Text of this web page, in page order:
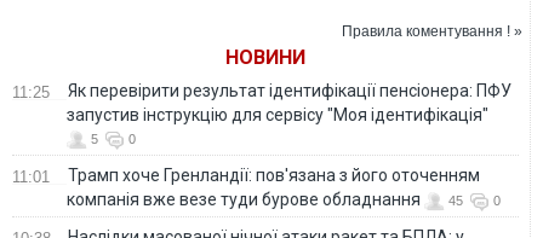
Правила коментування ! »
НОВИНИ
11:25
Як перевірити результат ідентифікації пенсіонера: ПФУ
запустив інструкцію для сервісу "Моя ідентифікація"
5 0
11:01
Трамп хоче Гренландії: пов'язана з його оточенням
компанія вже везе туди бурове обладнання
45 0